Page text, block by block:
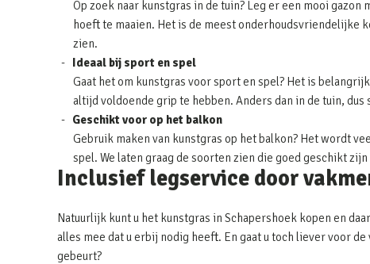
Op zoek naar kunstgras in de tuin? Leg er een mooi
hoeft te maaien. Het is de meest onderhoudsvriendelijke
zien.
Ideaal bij sport en spel
Gaat het om kunstgras voor sport en spel? Het is
altijd voldoende grip te hebben. Anders dan in de tuin,
Geschikt voor op het balkon
Gebruik maken van kunstgras op het balkon? Het wordt
spel. We laten graag de soorten zien die goed geschikt
Inclusief legservice door
Natuurlijk kunt u het kunstgras in Schapershoek kopen en
alles mee dat u erbij nodig heeft. En gaat u toch liever voor
gebeurt?